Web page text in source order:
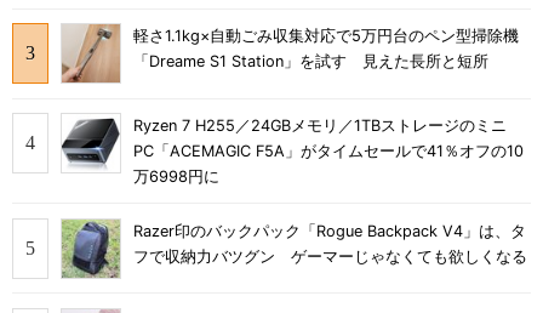
軽さ1.1kg×自動ごみ収集対応で5万円台のペン型掃除機
「Dreame S1 Station」を試す 見えた長所と短所
Ryzen 7 H255／24GBメモリ／1TBストレージのミニ
PC「ACEMAGIC F5A」がタイムセールで41％オフの10
万6998円に
Razer印のバックパック「Rogue Backpack V4」は、タ
フで収納力バツグン ゲーマーじゃなくても欲しくなる